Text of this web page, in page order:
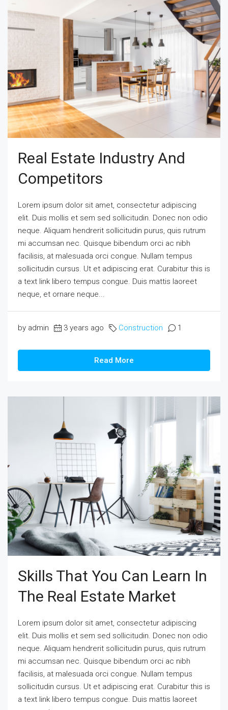
Real Estate Industry And
Competitors
Lorem ipsum dolor sit amet, consectetur adipiscing
elit. Duis mollis et sem sed sollicitudin. Donec non odio
neque. Aliquam hendrerit sollicitudin purus, quis rutrum
mi accumsan nec. Quisque bibendum orci ac nibh
facilisis, at malesuada orci congue. Nullam tempus
sollicitudin cursus. Ut et adipiscing erat. Curabitur this is
a text link libero tempus congue. Duis mattis laoreet
neque, et ornare neque...
by admin 3 years ago Construction 1
Read More
Skills That You Can Learn In
The Real Estate Market
Lorem ipsum dolor sit amet, consectetur adipiscing
elit. Duis mollis et sem sed sollicitudin. Donec non odio
neque. Aliquam hendrerit sollicitudin purus, quis rutrum
mi accumsan nec. Quisque bibendum orci ac nibh
facilisis, at malesuada orci congue. Nullam tempus
sollicitudin cursus. Ut et adipiscing erat. Curabitur this is
a text link libero tempus congue. Duis mattis laoreet